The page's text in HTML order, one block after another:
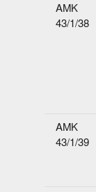
AMK
43/1/38
AMK
43/1/39